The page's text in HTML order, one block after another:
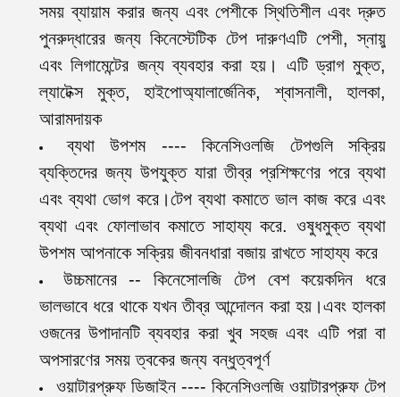
সময় ব্যায়াম করার জন্য এবং পেশীকে স্থিতিশীল এবং দ্রুত
পুনরুদ্ধারের জন্য কিনেস্টেটিক টেপ দারুণএটি পেশী, স্নায়ু
এবং লিগামেন্টের জন্য ব্যবহার করা হয়। এটি ড্রাগ মুক্ত,
ল্যাটেক্স মুক্ত, হাইপোঅ্যালার্জেনিক, শ্বাসনালী, হালকা,
আরামদায়ক
ব্যথা উপশম ---- কিনেসিওলজি টেপগুলি সক্রিয়
ব্যক্তিদের জন্য উপযুক্ত যারা তীব্র প্রশিক্ষণের পরে ব্যথা
এবং ব্যথা ভোগ করে।টেপ ব্যথা কমাতে ভাল কাজ করে এবং
ব্যথা এবং ফোলাভাব কমাতে সাহায্য করে. ওষুধমুক্ত ব্যথা
উপশম আপনাকে সক্রিয় জীবনধারা বজায় রাখতে সাহায্য করে
উচ্চমানের -- কিনেসোলজি টেপ বেশ কয়েকদিন ধরে
ভালভাবে ধরে থাকে যখন তীব্র আন্দোলন করা হয়।এবং হালকা
ওজনের উপাদানটি ব্যবহার করা খুব সহজ এবং এটি পরা বা
অপসারণের সময় ত্বকের জন্য বন্ধুত্বপূর্ণ
ওয়াটারপ্রুফ ডিজাইন ---- কিনেসিওলজি ওয়াটারপ্রুফ টেপ